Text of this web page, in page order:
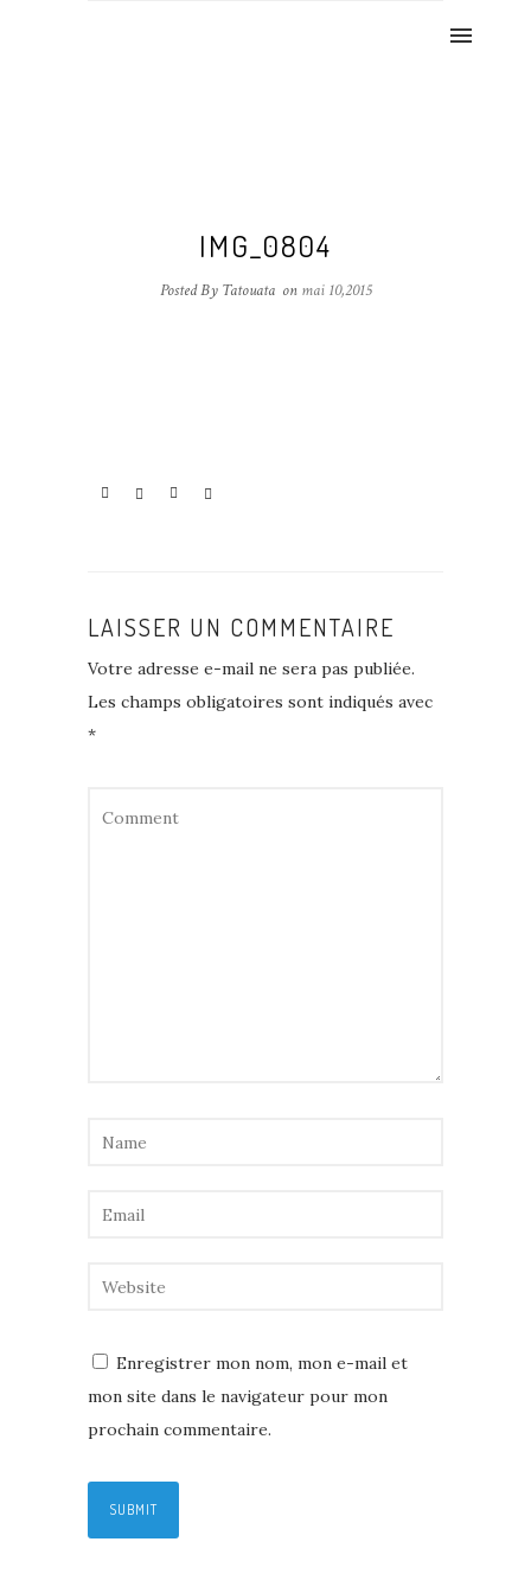
IMG_0804
Posted By Tatouata on mai 10,2015
LAISSER UN COMMENTAIRE
Votre adresse e-mail ne sera pas publiée.
Les champs obligatoires sont indiqués avec
*
Enregistrer mon nom, mon e-mail et
mon site dans le navigateur pour mon
prochain commentaire.